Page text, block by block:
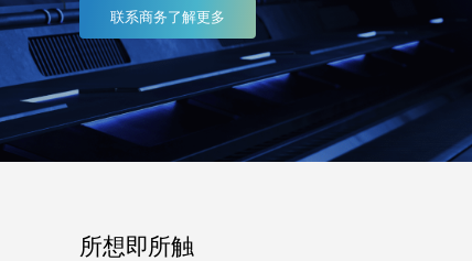
联系商务了解更多
所想即所触